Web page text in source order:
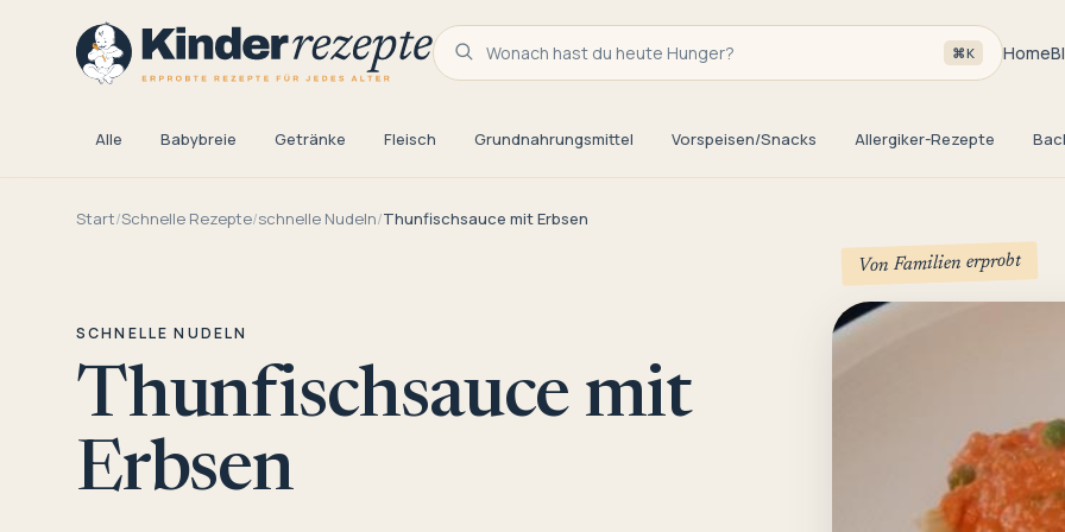
Wonach hast du heute Hunger? ⌘K Home
Alle Babybreie Getränke Fleisch Grundnahrungsmittel Vorspeisen/Snacks Allergiker-Rezepte
Start/Schnelle Rezepte/schnelle Nudeln/Thunfischsauce mit Erbsen
SCHNELLE NUDELN
Thunfischsauce mit
Erbsen
Von Familien erprobt